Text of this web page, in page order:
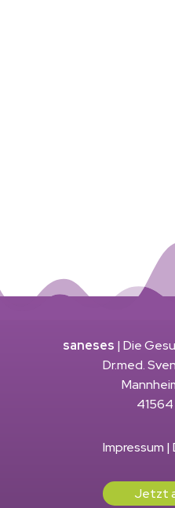
saneses | Die
Dr.med.
Impressum |
Jetzt